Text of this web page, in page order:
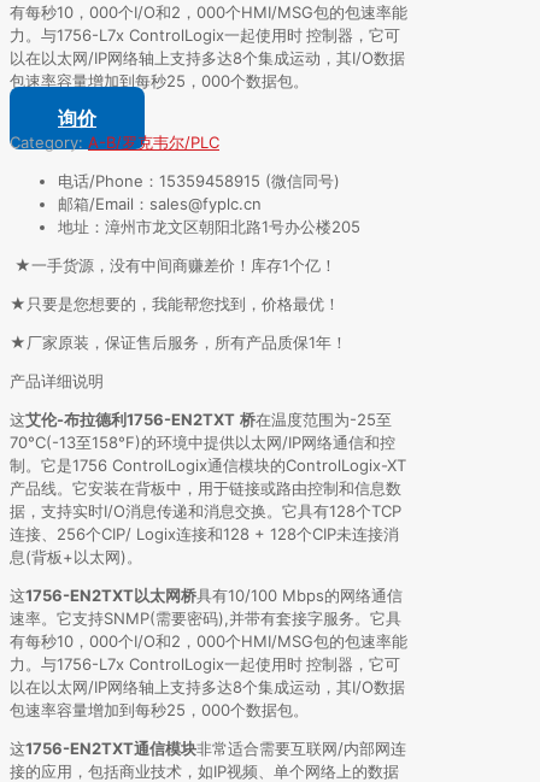
有每秒10，000个I/O和2，000个HMI/MSG包的包速率能
力。与1756-L7x ControlLogix一起使用时控制器，它可
以在以太网/IP网络轴上支持多达8个集成运动，其I/O数据
包速率容量增加到每秒25，000个数据包。
询价
Category: A-B/罗克韦尔/PLC
电话/Phone：15359458915 (微信同号)
邮箱/Email：sales@fyplc.cn
地址：漳州市龙文区朝阳北路1号办公楼205
★一手货源，没有中间商赚差价！库存1个亿！
★只要是您想要的，我能帮您找到，价格最优！
★厂家原装，保证售后服务，所有产品质保1年！
产品详细说明
这艾伦-布拉德利1756-EN2TXT 桥在温度范围为-25至
70°C(-13至158°F)的环境中提供以太网/IP网络通信和控
制。它是1756 ControlLogix通信模块的ControlLogix-XT
产品线。它安装在背板中，用于链接或路由控制和信息数
据，支持实时I/O消息传递和消息交换。它具有128个TCP
连接、256个CIP/ Logix连接和128 + 128个CIP未连接消
息(背板+以太网)。
这1756-EN2TXT以太网桥具有10/100 Mbps的网络通信
速率。它支持SNMP(需要密码),并带有套接字服务。它具
有每秒10，000个I/O和2，000个HMI/MSG包的包速率能
力。与1756-L7x ControlLogix一起使用时控制器，它可
以在以太网/IP网络轴上支持多达8个集成运动，其I/O数据
包速率容量增加到每秒25，000个数据包。
这1756-EN2TXT通信模块非常适合需要互联网/内部网连
接的应用，包括商业技术，如IP视频、单个网络上的数据